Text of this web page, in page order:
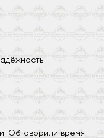
Обговорили время